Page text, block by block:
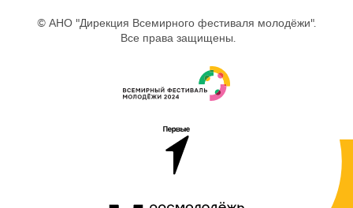
© АНО "Дирекция Всемирного фестиваля молодёжи".
Все права защищены.